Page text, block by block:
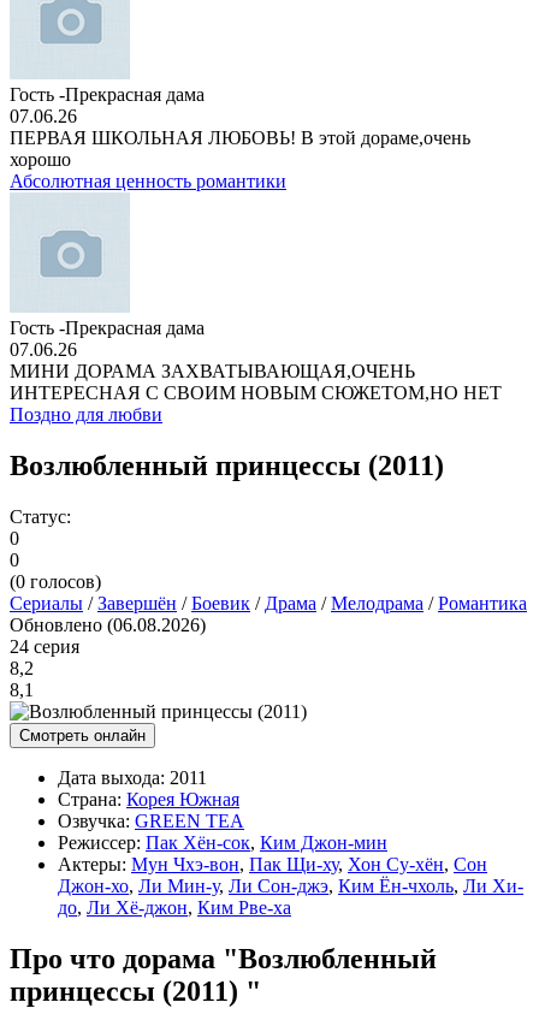
Гость -Прекрасная дама
07.06.26
ПЕРВАЯ ШКОЛЬНАЯ ЛЮБОВЬ! В этой дораме,очень
хорошо
Абсолютная ценность романтики
Гость -Прекрасная дама
07.06.26
МИНИ ДОРАМА ЗАХВАТЫВАЮЩАЯ,ОЧЕНЬ
ИНТЕРЕСНАЯ С СВОИМ НОВЫМ СЮЖЕТОМ,НО НЕТ
Поздно для любви
Возлюбленный принцессы (2011)
Статус:
0
0
(0 голосов)
Сериалы /Завершён /Боевик / Драма /Мелодрама /Романтика
Обновлено (06.08.2026)
24 серия
8,2
8,1
Смотреть онлайн
Дата выхода: 2011
Страна: Корея Южная
Озвучка: GREEN TEA
Режиссер: Пак Хён-сок, Ким Джон-мин
Актеры: Мун Чхэ-вон, Пак Щи-ху, Хон Су-хён, Сон
Джон-хо, Ли Мин-у, Ли Сон-джэ, Ким Ён-чхоль, Ли Хи-
до, Ли Хё-джон, Ким Рве-ха
Про что дорама "Возлюбленный
принцессы (2011) "